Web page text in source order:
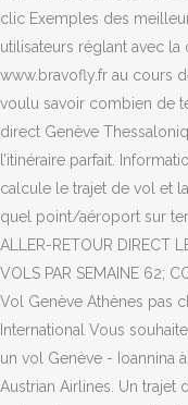
clic Exemples des
utilisateurs réglant avec
www.bravofly.fr au cours
voulu savoir combien de
direct Genève
l’itinéraire parfait.
calcule le trajet de vol et
quel point/aéroport sur
ALLER-RETOUR DIRECT
VOLS PAR SEMAINE 62;
Vol Genève Athènes pas
International Vous
un vol Genève - Ioannina
Austrian Airlines. Un trajet